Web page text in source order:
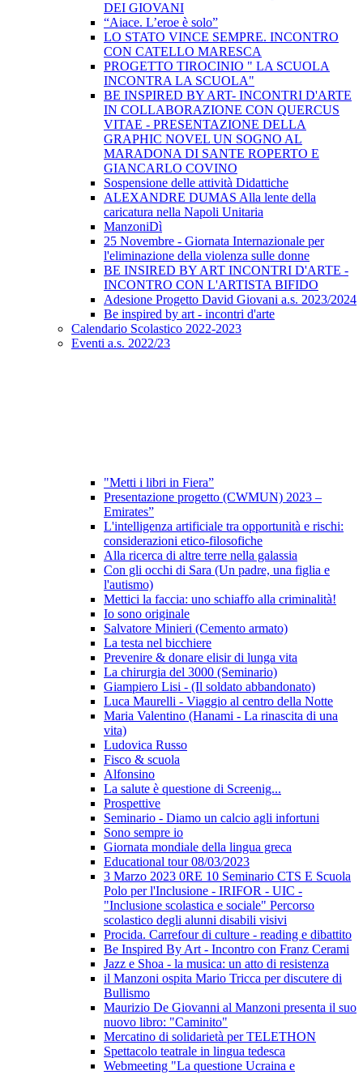
DEI GIOVANI
“Aiace. L’eroe è solo”
LO STATO VINCE SEMPRE. INCONTRO
CON CATELLO MARESCA
PROGETTO TIROCINIO " LA SCUOLA
INCONTRA LA SCUOLA"
BE INSPIRED BY ART- INCONTRI D'ARTE
IN COLLABORAZIONE CON QUERCUS
VITAE - PRESENTAZIONE DELLA
GRAPHIC NOVEL UN SOGNO AL
MARADONA DI SANTE ROPERTO E
GIANCARLO COVINO
Sospensione delle attività Didattiche
ALEXANDRE DUMAS Alla lente della
caricatura nella Napoli Unitaria
ManzoniDì
25 Novembre - Giornata Internazionale per
l'eliminazione della violenza sulle donne
BE INSIRED BY ART INCONTRI D'ARTE -
INCONTRO CON L'ARTISTA BIFIDO
Adesione Progetto David Giovani a.s. 2023/2024
Be inspired by art - incontri d'arte
Calendario Scolastico 2022-2023
Eventi a.s. 2022/23
"Metti i libri in Fiera”
Presentazione progetto (CWMUN) 2023 –
Emirates”
L'intelligenza artificiale tra opportunità e rischi:
considerazioni etico-filosofiche
Alla ricerca di altre terre nella galassia
Con gli occhi di Sara (Un padre, una figlia e
l'autismo)
Mettici la faccia: uno schiaffo alla criminalità!
Io sono originale
Salvatore Minieri (Cemento armato)
La testa nel bicchiere
Prevenire & donare elisir di lunga vita
La chirurgia del 3000 (Seminario)
Giampiero Lisi - (Il soldato abbandonato)
Luca Maurelli - Viaggio al centro della Notte
Maria Valentino (Hanami - La rinascita di una
vita)
Ludovica Russo
Fisco & scuola
Alfonsino
La salute è questione di Screenig...
Prospettive
Seminario - Diamo un calcio agli infortuni
Sono sempre io
Giornata mondiale della lingua greca
Educational tour 08/03/2023
3 Marzo 2023 0RE 10 Seminario CTS E Scuola
Polo per l'Inclusione - IRIFOR - UIC -
"Inclusione scolastica e sociale" Percorso
scolastico degli alunni disabili visivi
Procida. Carrefour di culture - reading e dibattito
Be Inspired By Art - Incontro con Franz Cerami
Jazz e Shoa - la musica: un atto di resistenza
il Manzoni ospita Mario Tricca per discutere di
Bullismo
Maurizio De Giovanni al Manzoni presenta il suo
nuovo libro: "Caminito"
Mercatino di solidarietà per TELETHON
Spettacolo teatrale in lingua tedesca
Webmeeting "La questione Ucraina e